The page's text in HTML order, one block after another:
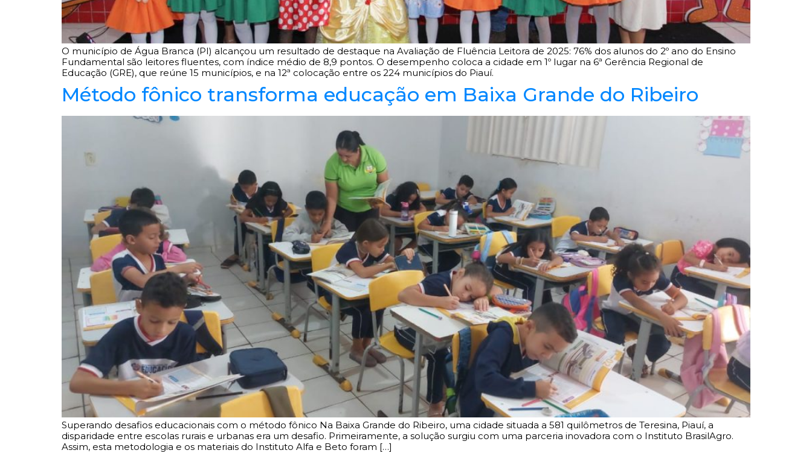
O município de Água Branca (PI) alcançou um resultado de destaque na Avaliação de Fluência Leitora de 2025: 76% dos alunos do 2º ano do Ensino
Fundamental são leitores fluentes, com índice médio de 8,9 pontos. O desempenho coloca a cidade em 1º lugar na 6ª Gerência Regional de
Educação (GRE), que reúne 15 municípios, e na 12ª colocação entre os 224 municípios do Piauí.
Método fônico transforma educação em Baixa Grande do Ribeiro
Superando desafios educacionais com o método fônico Na Baixa Grande do Ribeiro, uma cidade situada a 581 quilômetros de Teresina, Piauí, a
disparidade entre escolas rurais e urbanas era um desafio. Primeiramente, a solução surgiu com uma parceria inovadora com o Instituto BrasilAgro.
Assim, esta metodologia e os materiais do Instituto Alfa e Beto foram […]